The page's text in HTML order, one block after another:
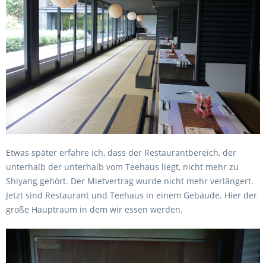
Etwas später erfahre ich, dass der Restaurantbereich, der
unterhalb der unterhalb vom Teehaus liegt, nicht mehr zu
Shiyang gehört. Der Mietvertrag wurde nicht mehr verlängert.
Jetzt sind Restaurant und Teehaus in einem Gebäude. Hier der
große Hauptraum in dem wir essen werden.